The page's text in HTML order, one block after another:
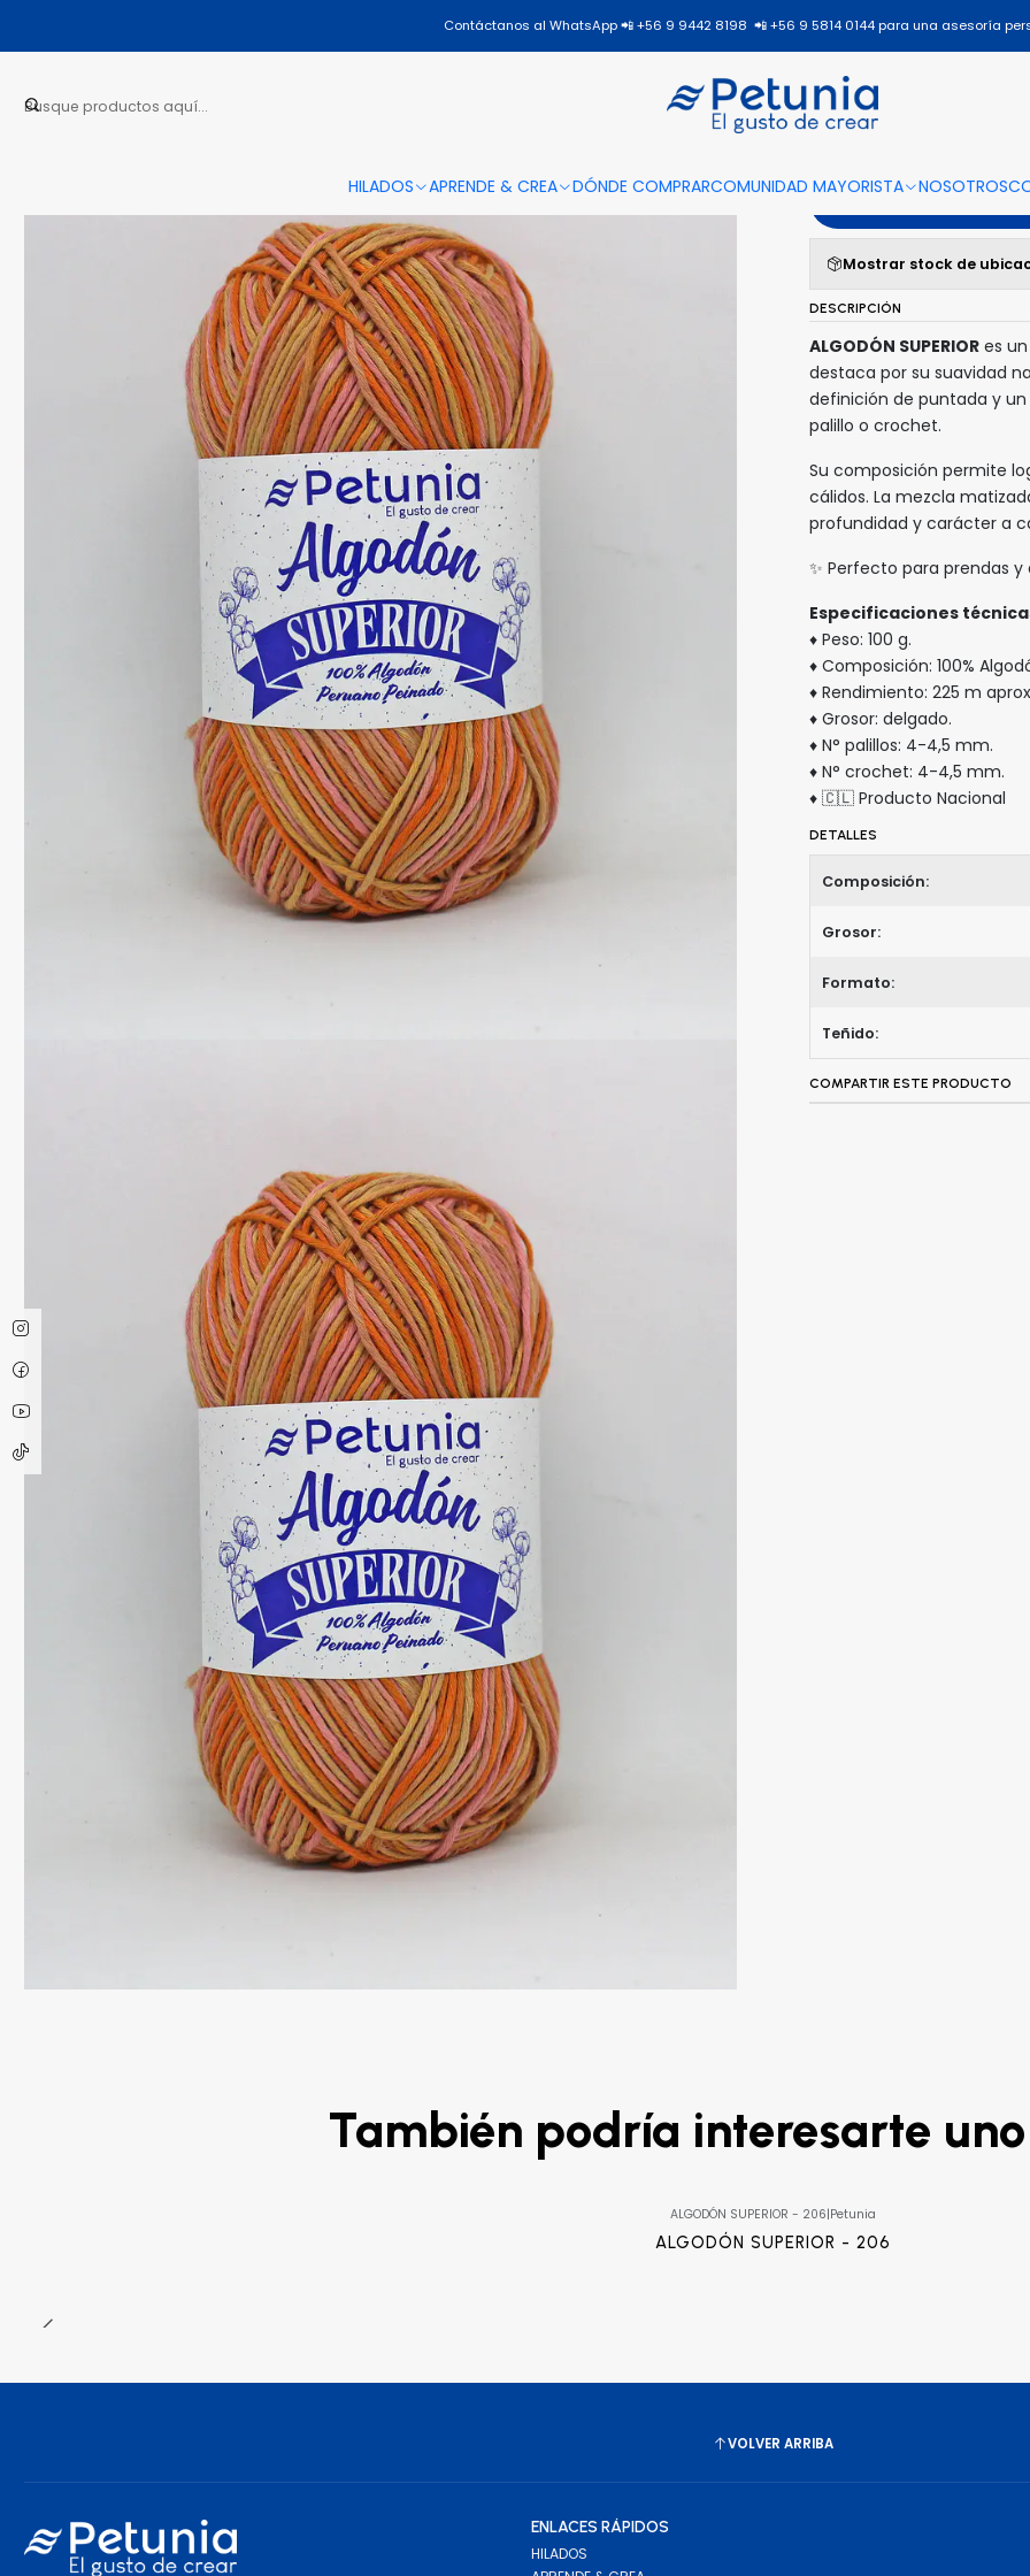
HILADOS APRENDE & CREA DÓNDE COMPRARCOMUNIDAD MAYORISTA NOSOTROS
Contáctanos al WhatsApp 📲 +56 9 9442 8198 📲 +56 9 5814 0144 para una asesoría
Inicio Todos los productos ALGODÓN SUPERIOR ALGODÓN SUPERIOR -
Mostrar stock de
DESCRIPCIÓN
ALGODÓN SUPERIORes un
destaca por su suavidad
definición de puntada y
palillo o crochet.
Su composición permite
cálidos. La mezcla
profundidad y carácter a
✨ Perfecto para prendas
Especificaciones
♦ Peso: 100 g.
♦ Composición: 100%
♦ Rendimiento: 225 m
♦ Grosor: delgado.
♦ N° palillos: 4-4,5 mm.
♦ N° crochet: 4-4,5 mm.
♦ 🇨🇱 Producto Nacional
DETALLES
Composición:
Grosor:
Formato:
Teñido:
COMPARTIR ESTE PRODUCTO
También podría interesarte
ALGODÓN SUPERIOR - 206|Petunia
ALGODÓN SUPERIOR - 206
VOLVER ARRIBA
ENLACES RÁPIDOS
HILADOS